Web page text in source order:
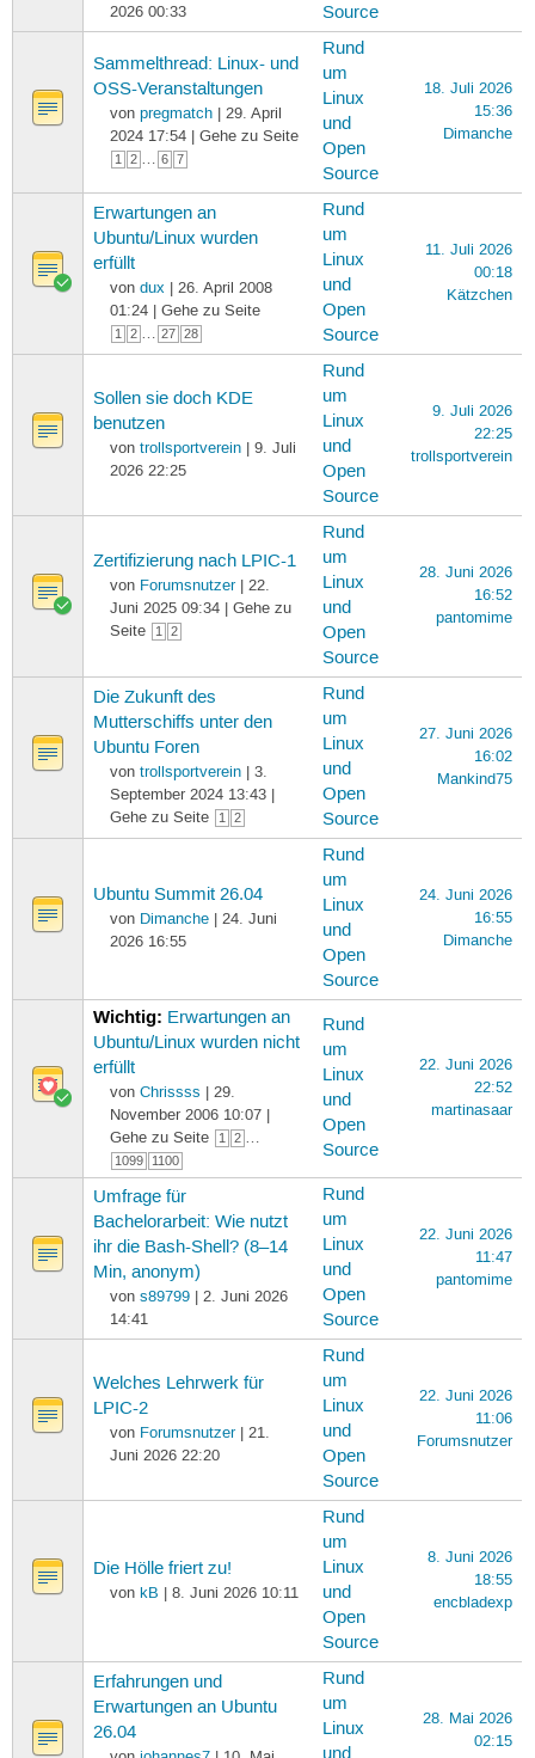
2026 00:33
Source
Sammelthread: Linux- und
OSS-Veranstaltungen
von pregmatch| 29. April
2024 17:54 | Gehe zu Seite
1 2 … 6 7
Rund
um
Linux
und
Open
Source
18. Juli 2026
15:36
Dimanche
Erwartungen an
Ubuntu/Linux wurden
erfüllt
von dux| 26. April 2008
01:24 | Gehe zu Seite
1 2 … 27 28
Rund
um
Linux
und
Open
Source
11. Juli 2026
00:18
Kätzchen
Sollen sie doch KDE
benutzen
von trollsportverein| 9. Juli
2026 22:25
Rund
um
Linux
und
Open
Source
9. Juli 2026
22:25
trollsportverein
Zertifizierung nach LPIC-1
von Forumsnutzer| 22.
Juni 2025 09:34 | Gehe zu
Seite
1 2
Rund
um
Linux
und
Open
Source
28. Juni 2026
16:52
pantomime
Die Zukunft des
Mutterschiffs unter den
Ubuntu Foren
von trollsportverein| 3.
September 2024 13:43 |
Gehe zu Seite
1 2
Rund
um
Linux
und
Open
Source
27. Juni 2026
16:02
Mankind75
Ubuntu Summit 26.04
von Dimanche| 24. Juni
2026 16:55
Rund
um
Linux
und
Open
Source
24. Juni 2026
16:55
Dimanche
Wichtig: Erwartungen an
Ubuntu/Linux wurden nicht
erfüllt
von Chrissss | 29.
November 2006 10:07 |
Gehe zu Seite
1 2 …
1099 1100
Rund
um
Linux
und
Open
Source
22. Juni 2026
22:52
martinasaar
Umfrage für
Bachelorarbeit: Wie nutzt
ihr die Bash-Shell? (8–14
Min, anonym)
von s89799| 2. Juni 2026
14:41
Rund
um
Linux
und
Open
Source
22. Juni 2026
11:47
pantomime
Welches Lehrwerk für
LPIC-2
von Forumsnutzer| 21.
Juni 2026 22:20
Rund
um
Linux
und
Open
Source
22. Juni 2026
11:06
Forumsnutzer
Die Hölle friert zu!
von kB | 8. Juni 2026 10:11
Rund
um
Linux
und
Open
Source
8. Juni 2026
18:55
encbladexp
Erfahrungen und
Erwartungen an Ubuntu
26.04
Rund
um
Linux
28. Mai 2026
02:15